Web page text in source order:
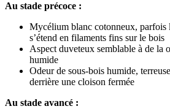
Au stade précoce :
Mycélium blanc cotonneux, parfois
s’étend en filaments fins sur le bois
Aspect duveteux semblable à de la
humide
Odeur de sous-bois humide,
derrière une cloison fermée
Au stade avancé :